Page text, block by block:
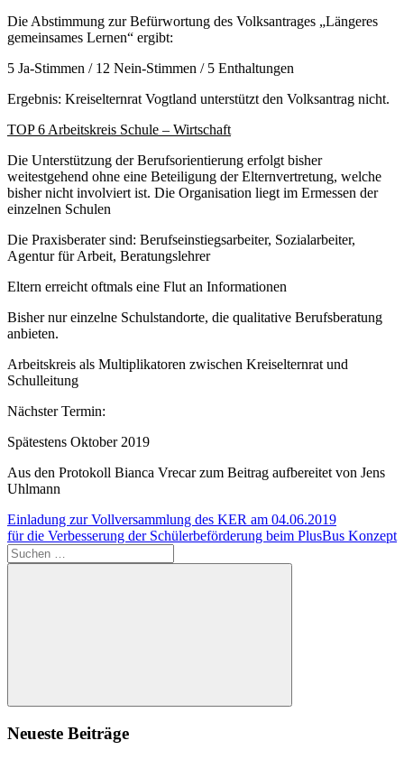
Die Abstimmung zur Befürwortung des Volksantrages „Längeres
gemeinsames Lernen“ ergibt:
5 Ja-Stimmen / 12 Nein-Stimmen / 5 Enthaltungen
Ergebnis: Kreiselternrat Vogtland unterstützt den Volksantrag nicht.
TOP 6 Arbeitskreis Schule – Wirtschaft
Die Unterstützung der Berufsorientierung erfolgt bisher
weitestgehend ohne eine Beteiligung der Elternvertretung, welche
bisher nicht involviert ist. Die Organisation liegt im Ermessen der
einzelnen Schulen
Die Praxisberater sind: Berufseinstiegsarbeiter, Sozialarbeiter,
Agentur für Arbeit, Beratungslehrer
Eltern erreicht oftmals eine Flut an Informationen
Bisher nur einzelne Schulstandorte, die qualitative Berufsberatung
anbieten.
Arbeitskreis als Multiplikatoren zwischen Kreiselternrat und
Schulleitung
Nächster Termin:
Spätestens Oktober 2019
Aus den Protokoll Bianca Vrecar zum Beitrag aufbereitet von Jens
Uhlmann
Beitragsnavigation
Vorheriger
Beitrag:
Einladung zur Vollversammlung des KER am 04.06.2019
Nächster
Beitrag:
für die Verbesserung der Schülerbeförderung beim PlusBus Konzept
Suchen
nach:
Suchen
Neueste Beiträge